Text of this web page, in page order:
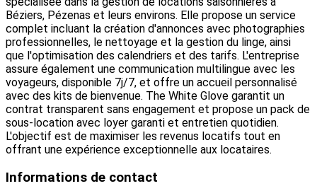
Béziers, Pézenas et leurs environs. Elle propose un service
complet incluant la création d'annonces avec photographies
professionnelles, le nettoyage et la gestion du linge, ainsi
que l'optimisation des calendriers et des tarifs. L'entreprise
assure également une communication multilingue avec les
voyageurs, disponible 7j/7, et offre un accueil personnalisé
avec des kits de bienvenue. The White Glove garantit un
contrat transparent sans engagement et propose un pack de
sous-location avec loyer garanti et entretien quotidien.
L'objectif est de maximiser les revenus locatifs tout en
offrant une expérience exceptionnelle aux locataires.
Informations de contact